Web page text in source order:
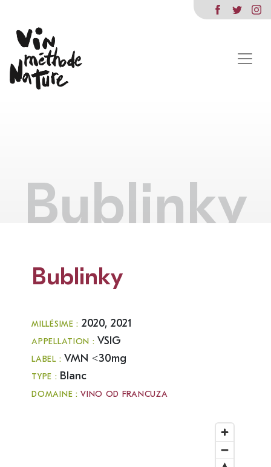
Bublinky
Bublinky
MILLÉSIME : 2020, 2021
APPELLATION : VSIG
LABEL : VMN <30mg
TYPE : Blanc
DOMAINE :VINO OD FRANCUZA